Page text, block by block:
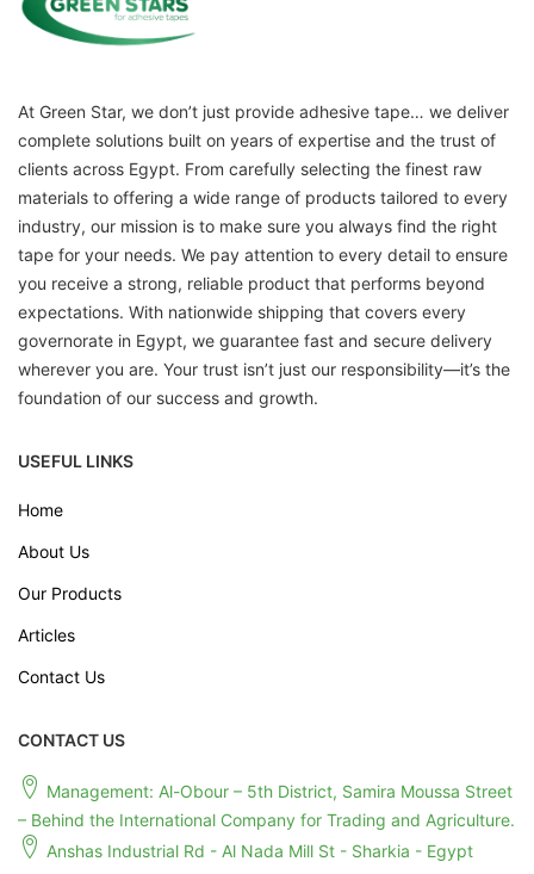
At Green Star, we don’t just provide adhesive tape… we deliver
complete solutions built on years of expertise and the trust of
clients across Egypt. From carefully selecting the finest raw
materials to offering a wide range of products tailored to every
industry, our mission is to make sure you always find the right
tape for your needs. We pay attention to every detail to ensure
you receive a strong, reliable product that performs beyond
expectations. With nationwide shipping that covers every
governorate in Egypt, we guarantee fast and secure delivery
wherever you are. Your trust isn’t just our responsibility—it’s the
foundation of our success and growth.
USEFUL LINKS
Home
About Us
Our Products
Articles
Contact Us
CONTACT US
Management: Al-Obour – 5th District, Samira Moussa Street
– Behind the International Company for Trading and Agriculture.
Anshas Industrial Rd - Al Nada Mill St - Sharkia - Egypt